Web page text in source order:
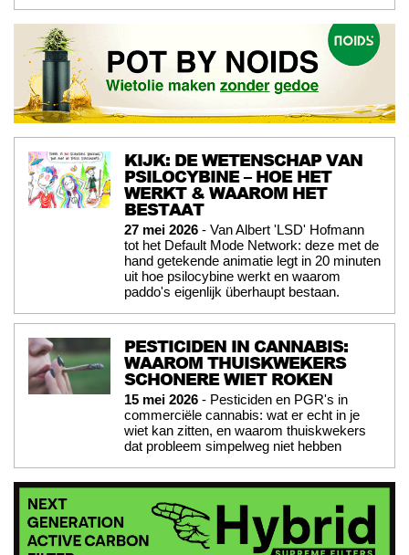
KIJK: DE WETENSCHAP VAN
PSILOCYBINE – HOE HET
WERKT & WAAROM HET
BESTAAT
27 mei 2026 - Van Albert 'LSD' Hofmann
tot het Default Mode Network: deze met de
hand getekende animatie legt in 20 minuten
uit hoe psilocybine werkt en waarom
paddo's eigenlijk überhaupt bestaan.
PESTICIDEN IN CANNABIS:
WAAROM THUISKWEKERS
SCHONERE WIET ROKEN
15 mei 2026 - Pesticiden en PGR's in
commerciële cannabis: wat er echt in je
wiet kan zitten, en waarom thuiskwekers
dat probleem simpelweg niet hebben